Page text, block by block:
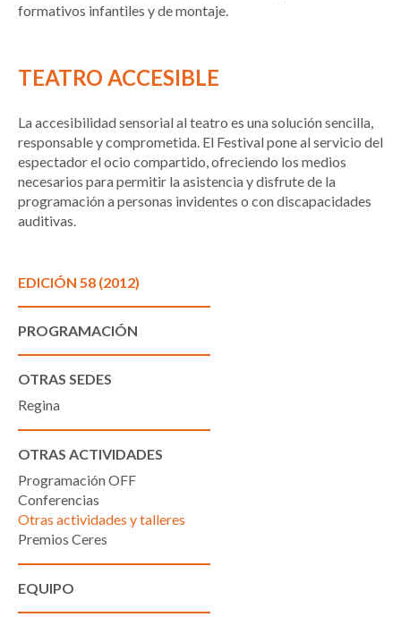
formativos infantiles y de montaje.
TEATRO ACCESIBLE
La accesibilidad sensorial al teatro es una solución sencilla,
responsable y comprometida. El Festival pone al servicio del
espectador el ocio compartido, ofreciendo los medios
necesarios para permitir la asistencia y disfrute de la
programación a personas invidentes o con discapacidades
auditivas.
EDICIÓN 58 (2012)
PROGRAMACIÓN
OTRAS SEDES
Regina
OTRAS ACTIVIDADES
Programación OFF
Conferencias
Otras actividades y talleres
Premios Ceres
EQUIPO